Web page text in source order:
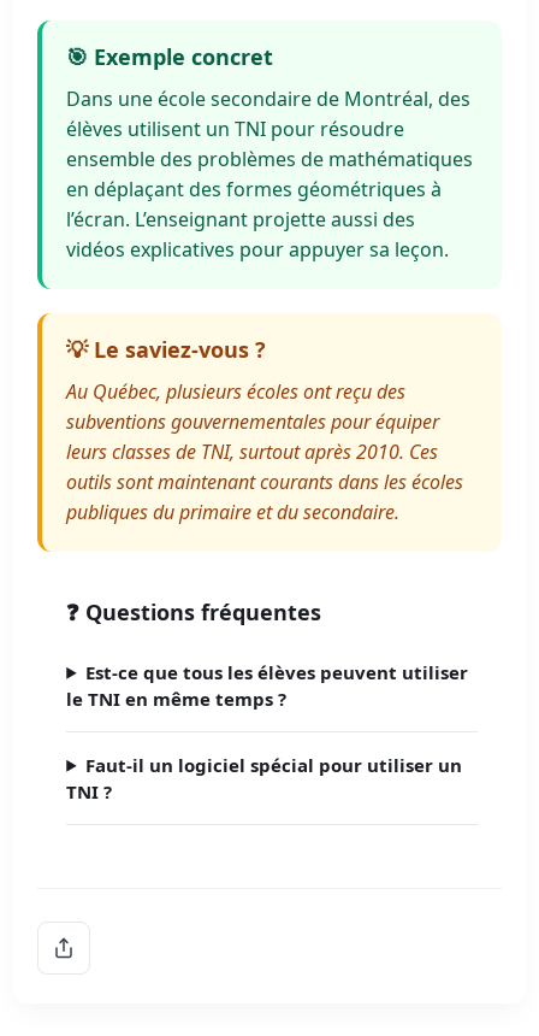
🎯 Exemple concret
Dans une école secondaire de Montréal, des
élèves utilisent un TNI pour résoudre
ensemble des problèmes de mathématiques
en déplaçant des formes géométriques à
l’écran. L’enseignant projette aussi des
vidéos explicatives pour appuyer sa leçon.
💡 Le saviez-vous ?
Au Québec, plusieurs écoles ont reçu des
subventions gouvernementales pour équiper
leurs classes de TNI, surtout après 2010. Ces
outils sont maintenant courants dans les écoles
publiques du primaire et du secondaire.
❓ Questions fréquentes
Est-ce que tous les élèves peuvent utiliser
le TNI en même temps ?
Faut-il un logiciel spécial pour utiliser un
TNI ?